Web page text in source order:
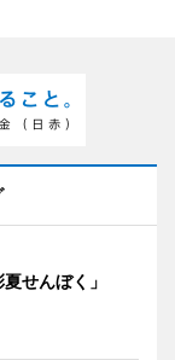
夏せんぼく」